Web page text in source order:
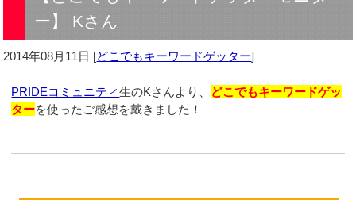
ー】 Kさん
2014年08月11日 [どこでもキーワードゲッター]
PRIDEコミュニティ生のKさんより、 どこでもキーワードゲッ
ターを使ったご感想を戴きました！